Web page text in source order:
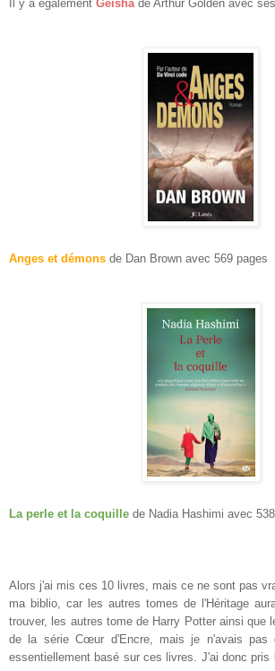
Il y a également Geisha de Arthur Golden avec
Anges et démons de Dan Brown avec 569 pages
La perle et la coquille de Nadia Hashimi avec
Alors j'ai mis ces 10 livres, mais ce ne sont pas
ma biblio, car les autres tomes de l'Héritage
trouver, les autres tome de Harry Potter ainsi que
de la série Cœur d'Encre, mais je n'avais pas
essentiellement basé sur ces livres. J'ai donc pris